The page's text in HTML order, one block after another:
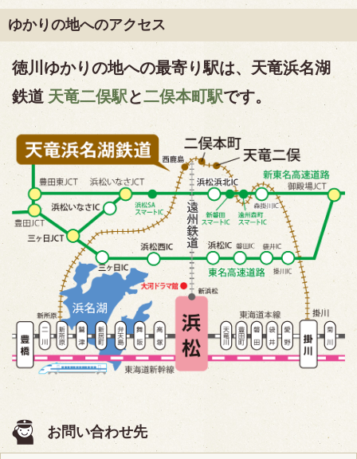
ゆかりの地へのアクセス
徳川ゆかりの地への最寄り駅は、天竜浜名湖
鉄道 天竜二俣駅と二俣本町駅です。
お問い合わせ先